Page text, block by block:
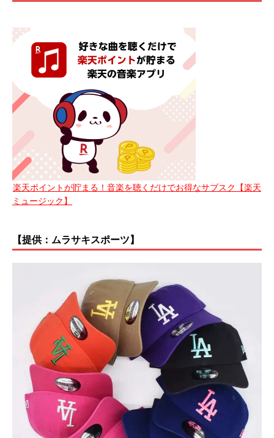
楽天ポイントが貯まる！音楽を聴くだけでお得なサブスク【楽天
ミュージック】
【提供：ムラサキスポーツ】